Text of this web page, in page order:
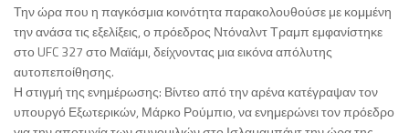
Την ώρα που η παγκόσμια κοινότητα παρακολουθούσε με κομμένη
την ανάσα τις εξελίξεις, ο πρόεδρος Ντόναλντ Τραμπ εμφανίστηκε
στο UFC 327 στο Μαϊάμι, δείχνοντας μια εικόνα απόλυτης
αυτοπεποίθησης.
Η στιγμή της ενημέρωσης: Βίντεο από την αρένα κατέγραψαν τον
υπουργό Εξωτερικών, Μάρκο Ρούμπιο, να ενημερώνει τον πρόεδρο